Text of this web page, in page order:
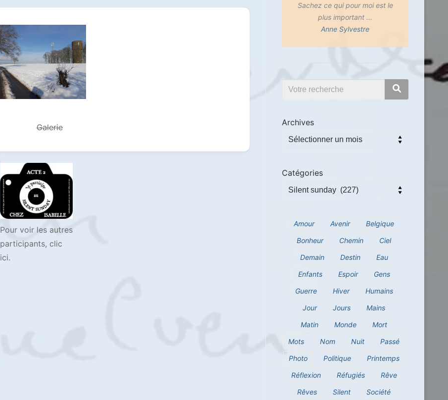
Galerie
Pour voir les autres
participants, clic
ici.
Sachez ce qui pour moi est le
plus important ...
Anne Sylvestre
Archives
Catégories
Amour Avenir
Belgique
Bonheur
Chemin
Ciel
Demain
Destin
Eau
Enfants
Espoir
Gens
Guerre
Hiver
Humains
Jour
Jours
Mains
Matin
Monde
Mort
Mots
Nom Nuit
Passé
Photo
Politique
Printemps
Réflexion
Réfugiés
Rêve
Rêves
Silent
Société